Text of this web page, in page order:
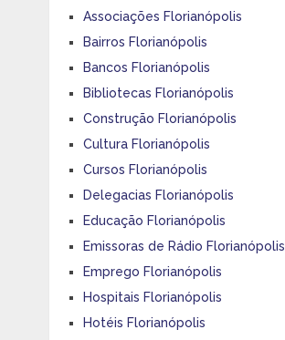
Associações Florianópolis
Bairros Florianópolis
Bancos Florianópolis
Bibliotecas Florianópolis
Construção Florianópolis
Cultura Florianópolis
Cursos Florianópolis
Delegacias Florianópolis
Educação Florianópolis
Emissoras de Rádio Florianópolis
Emprego Florianópolis
Hospitais Florianópolis
Hotéis Florianópolis